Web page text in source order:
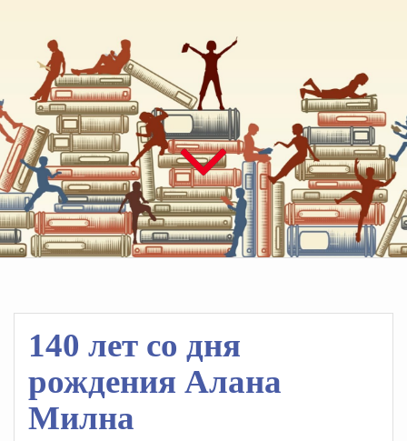
140 лет со дня
рождения Алана
Милна